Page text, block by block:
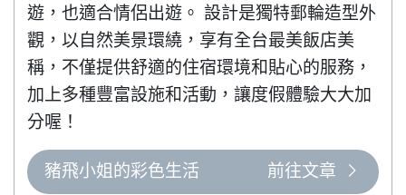
遊，也適合情侶出遊。 設計是獨特郵輪造型外
觀，以自然美景環繞，享有全台最美飯店美
稱，不僅提供舒適的住宿環境和貼心的服務，
加上多種豐富設施和活動，讓度假體驗大大加
分喔！
豬飛小姐的彩色生活 前往文章